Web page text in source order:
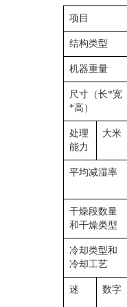
项目
结构类型
机器重量
尺寸（长*宽
*高）
处理
能力
大米
平均减湿率
干燥段数量
和干燥类型
冷却类型和
冷却工艺
迷 数字